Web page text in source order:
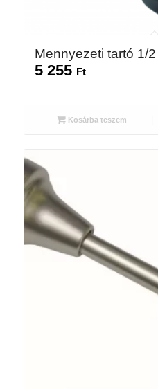
Mennyezeti tartó 1/
5 255 Ft
Kosárba teszem